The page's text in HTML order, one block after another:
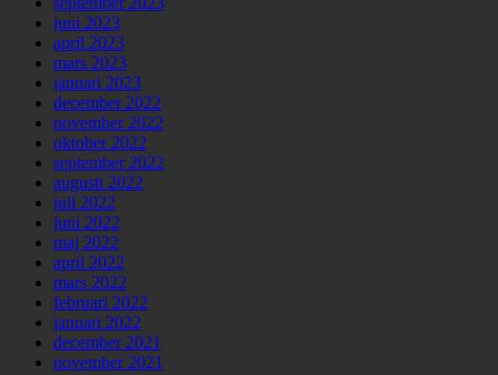
juni 2023
april 2023
mars 2023
januari 2023
december 2022
november 2022
oktober 2022
september 2022
augusti 2022
juli 2022
juni 2022
maj 2022
april 2022
mars 2022
februari 2022
januari 2022
december 2021
november 2021